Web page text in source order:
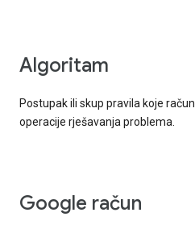
Algoritam
Postupak ili skup pravila koje
operacije rješavanja problema.
Google račun